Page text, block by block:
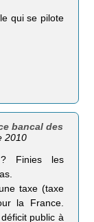
qui se pilote
bancal des
2010
Finies les
taxe (taxe
la France.
public à